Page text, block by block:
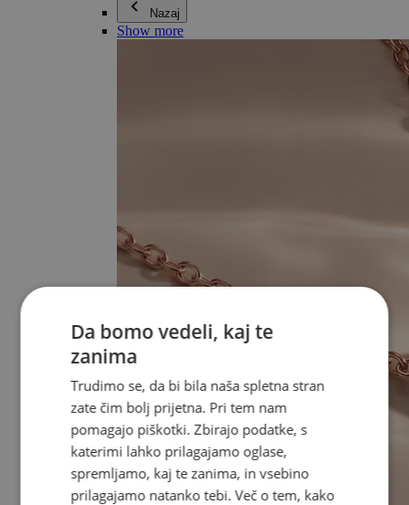
Nazaj
Show more
Da bomo vedeli, kaj te
zanima
Trudimo se, da bi bila naša spletna stran
zate čim bolj prijetna. Pri tem nam
pomagajo piškotki. Zbirajo podatke, s
katerimi lahko prilagajamo oglase,
spremljamo, kaj te zanima, in vsebino
prilagajamo natanko tebi. Več o tem, kako